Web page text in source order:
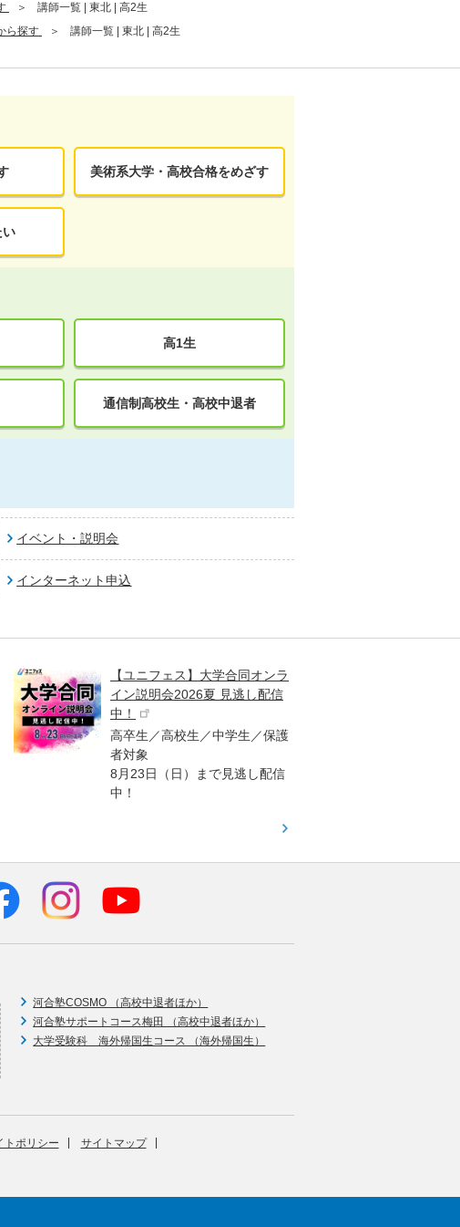
講師一覧 | 東北 | 高2生
ら探す 講師一覧 | 東北 | 高2生
美術系大学・高校合格をめざす
い
高1生
通信制高校生・高校中退者
イベント・説明会
インターネット申込
【ユニフェス】大学合同オンラ
イン説明会2026夏 見逃し配信
中！
高卒生／高校生／中学生／保護
者対象
8月23日（日）まで見逃し配信
中！
河合塾COSMO （高校中退者ほか）
河合塾サポートコース梅田 （高校中退者ほか）
大学受験科 海外帰国生コース （海外帰国生）
トポリシー
サイトマップ